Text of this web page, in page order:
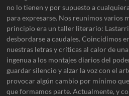
no lo tienen y por supuesto a
para expresarse. Nos reunimos varios
principio era un taller literario:
desbordarse a caudales. Coincidimos
nuestras letras y críticas al calor de
ingenua a los montajes diarios del
guardar silencio y alzar la voz con el
provocar algún cambio por mínimo
que formamos parte. Actualmente, y